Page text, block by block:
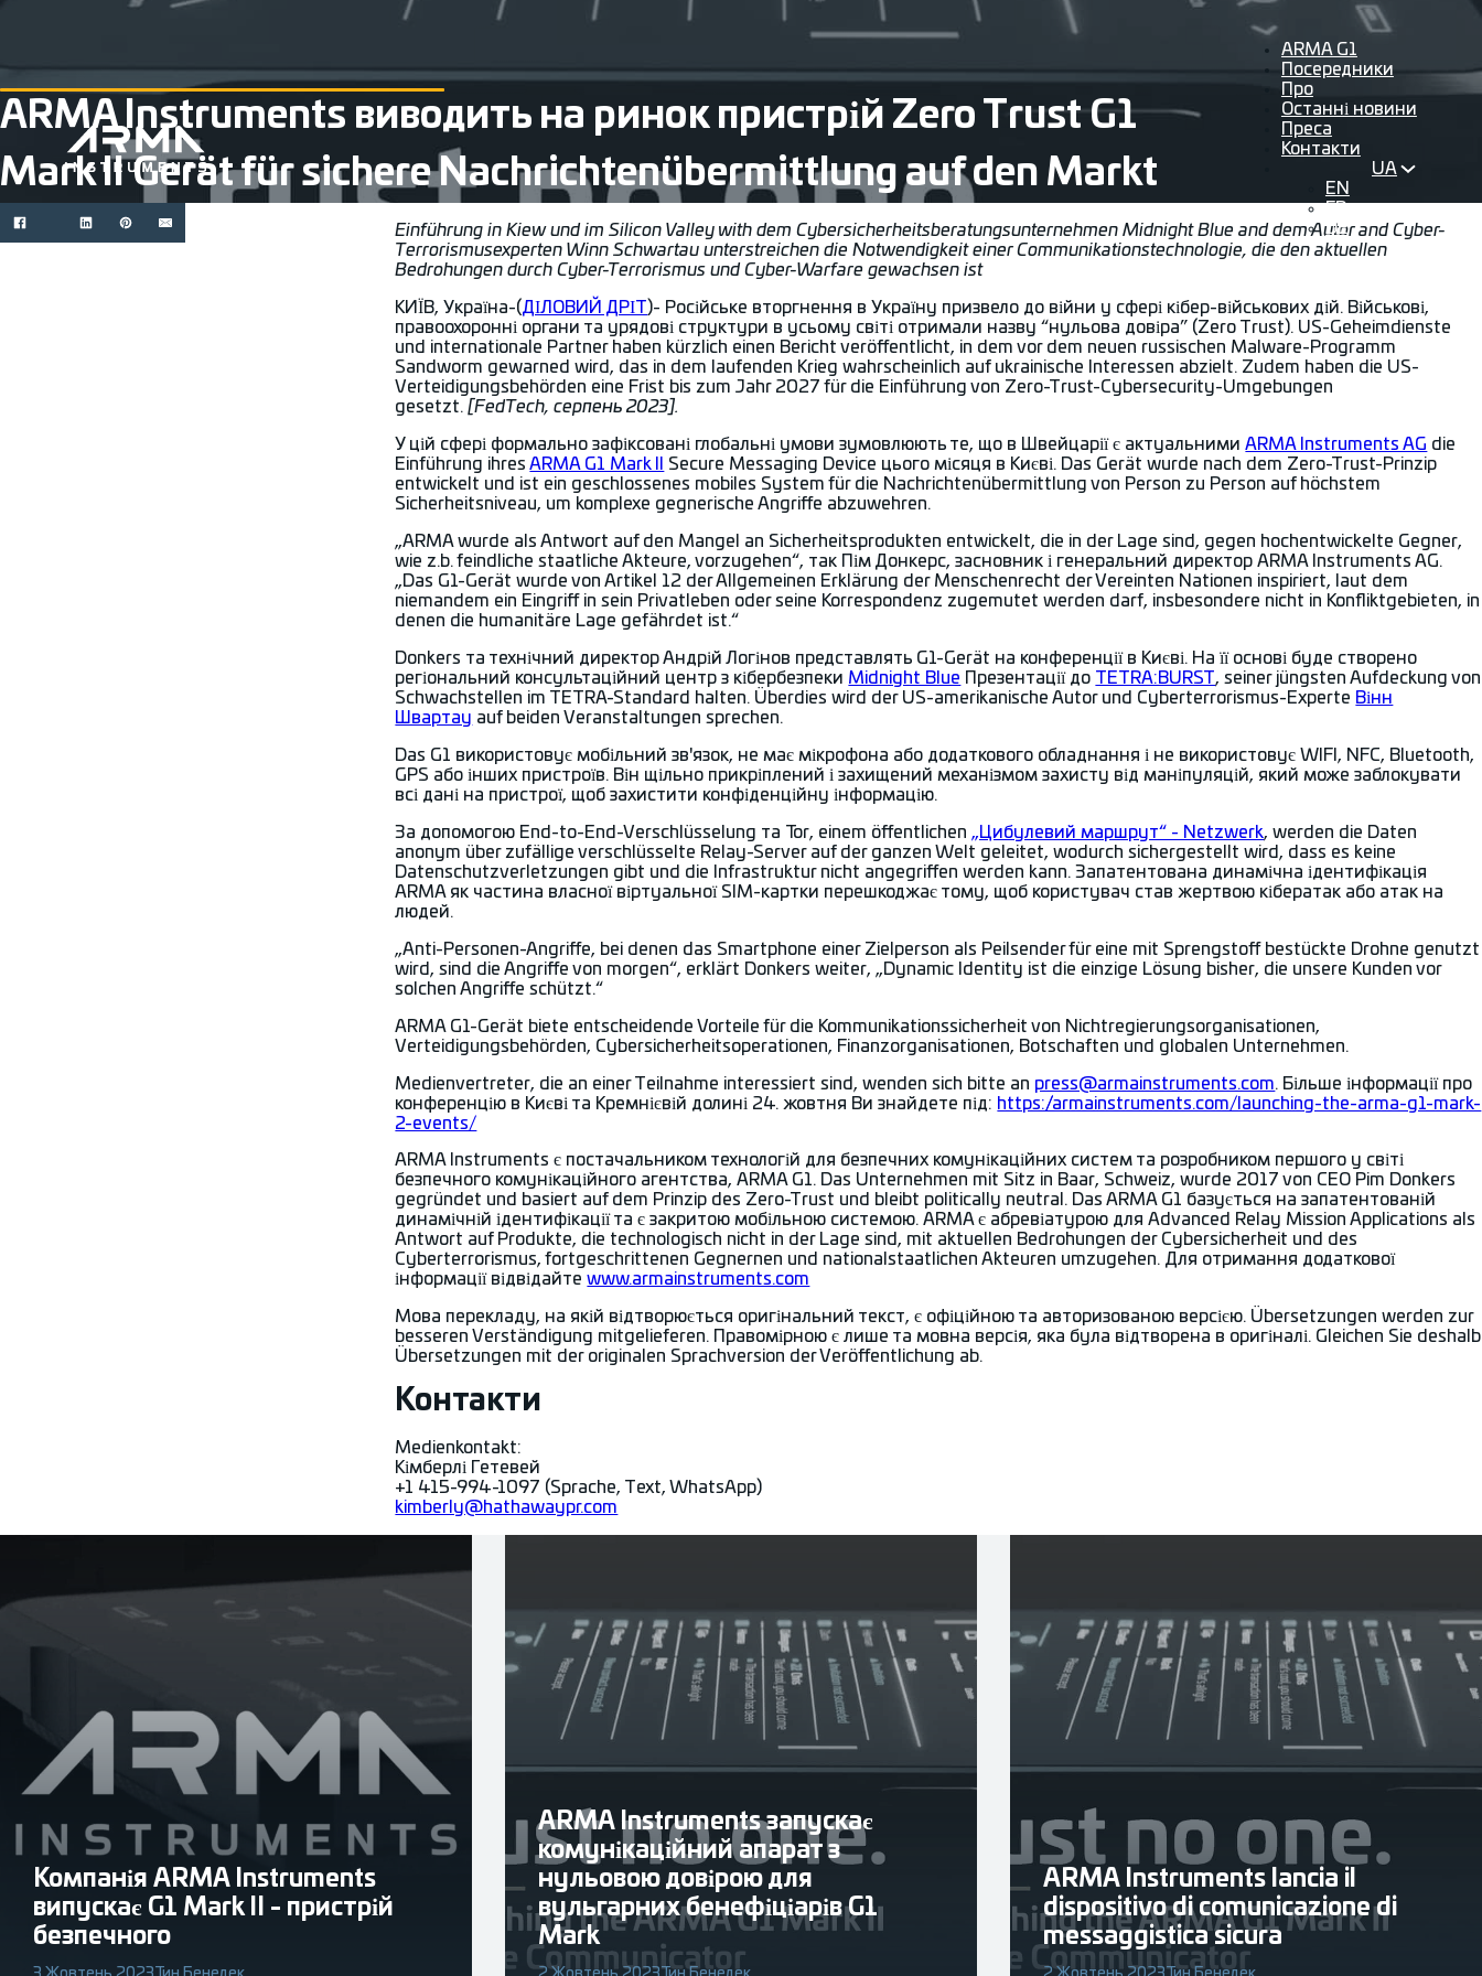
ARMA G1
Посередники
Про
Останні новини
Преса
Контакти
UA
EN
FR
DE
ARMA Instruments виводить на ринок пристрій Zero Trust G1
Mark II Gerät für sichere Nachrichtenübermittlung auf den Markt
Einführung in Kiew und im Silicon Valley with dem Cybersicherheitsberatungsunternehmen Midnight Blue and dem Autor and Cyber-
Terrorismusexperten Winn Schwartau unterstreichen die Notwendigkeit einer Communikationstechnologie, die den aktuellen
Bedrohungen durch Cyber-Terrorismus und Cyber-Warfare gewachsen ist
КИЇВ, Україна-(ДІЛОВИЙ ДРІТ)- Російське вторгнення в Україну призвело до війни у сфері кібер-військових дій. Військові,
правоохоронні органи та урядові структури в усьому світі отримали назву “нульова довіра” (Zero Trust). US-Geheimdienste
und internationale Partner haben kürzlich einen Bericht veröffentlicht, in dem vor dem neuen russischen Malware-Programm
Sandworm gewarned wird, das in dem laufenden Krieg wahrscheinlich auf ukrainische Interessen abzielt. Zudem haben die US-
Verteidigungsbehörden eine Frist bis zum Jahr 2027 für die Einführung von Zero-Trust-Cybersecurity-Umgebungen
gesetzt.[FedTech, серпень 2023].
У цій сфері формально зафіксовані глобальні умови зумовлюють те, що в Швейцарії є актуальнимиARMA Instruments AG die
Einführung ihresARMA G1 Mark II
Secure Messaging Device цього місяця в Києві. Das Gerät wurde nach dem Zero-Trust-Prinzip
entwickelt und ist ein geschlossenes mobiles System für die Nachrichtenübermittlung von Person zu Person auf höchstem
Sicherheitsniveau, um komplexe gegnerische Angriffe abzuwehren.
„ARMA wurde als Antwort auf den Mangel an Sicherheitsprodukten entwickelt, die in der Lage sind, gegen hochentwickelte Gegner,
wie z.b. feindliche staatliche Akteure, vorzugehen“, так Пім Донкерс, засновник і генеральний директор ARMA Instruments AG.
„Das G1-Gerät wurde von Artikel 12 der Allgemeinen Erklärung der Menschenrecht der Vereinten Nationen inspiriert, laut dem
niemandem ein Eingriff in sein Privatleben oder seine Korrespondenz zugemutet werden darf, insbesondere nicht in Konfliktgebieten, in
denen die humanitäre Lage gefährdet ist.“
Donkers та технічний директор Андрій Логінов представлять G1-Gerät на конференції в Києві. На її основі буде створено
регіональний консультаційний центр з кібербезпеки Midnight Blue Презентації до TETRA:BURST, seiner jüngsten Aufdeckung von
Schwachstellen im TETRA-Standard halten. Überdies wird der US-amerikanische Autor und Cyberterrorismus-Experte Вінн
Швартау auf beiden Veranstaltungen sprechen.
Das G1 використовує мобільний зв'язок, не має мікрофона або додаткового обладнання і не використовує WIFI, NFC, Bluetooth,
GPS або інших пристроїв. Він щільно прикріплений і захищений механізмом захисту від маніпуляцій, який може заблокувати
всі дані на пристрої, щоб захистити конфіденційну інформацію.
За допомогою End-to-End-Verschlüsselung та Tor, einem öffentlichen „Цибулевий маршрут“ - Netzwerk, werden die Daten
anonym über zufällige verschlüsselte Relay-Server auf der ganzen Welt geleitet, wodurch sichergestellt wird, dass es keine
Datenschutzverletzungen gibt und die Infrastruktur nicht angegriffen werden kann. Запатентована динамічна ідентифікація
ARMA як частина власної віртуальної SIM-картки перешкоджає тому, щоб користувач став жертвою кібератак або атак на
людей.
„Anti-Personen-Angriffe, bei denen das Smartphone einer Zielperson als Peilsender für eine mit Sprengstoff bestückte Drohne genutzt
wird, sind die Angriffe von morgen“, erklärt Donkers weiter, „Dynamic Identity ist die einzige Lösung bisher, die unsere Kunden vor
solchen Angriffe schützt.“
ARMA G1-Gerät biete entscheidende Vorteile für die Kommunikationssicherheit von Nichtregierungsorganisationen,
Verteidigungsbehörden, Cybersicherheitsoperationen, Finanzorganisationen, Botschaften und globalen Unternehmen.
Medienvertreter, die an einer Teilnahme interessiert sind, wenden sich bitte an press@armainstruments.com. Більше інформації про
конференцію в Києві та Кремнієвій долині 24. жовтня Ви знайдете під: https://armainstruments.com/launching-the-arma-g1-mark-
2-events/
ARMA Instruments є постачальником технологій для безпечних комунікаційних систем та розробником першого у світі
безпечного комунікаційного агентства, ARMA G1. Das Unternehmen mit Sitz in Baar, Schweiz, wurde 2017 von CEO Pim Donkers
gegründet und basiert auf dem Prinzip des Zero-Trust und bleibt politically neutral. Das ARMA G1 базується на запатентованій
динамічній ідентифікації та є закритою мобільною системою. ARMA є абревіатурою для Advanced Relay Mission Applications als
Antwort auf Produkte, die technologisch nicht in der Lage sind, mit aktuellen Bedrohungen der Cybersicherheit und des
Cyberterrorismus, fortgeschrittenen Gegnernen und nationalstaatlichen Akteuren umzugehen. Для отримання додаткової
інформації відвідайтеwww.armainstruments.com
Мова перекладу, на якій відтворюється оригінальний текст, є офіційною та авторизованою версією. Übersetzungen werden zur
besseren Verständigung mitgelieferen. Правомірною є лише та мовна версія, яка була відтворена в оригіналі. Gleichen Sie deshalb
Übersetzungen mit der originalen Sprachversion der Veröffentlichung ab.
Контакти
Medienkontakt:
Кімберлі Гетевей
+1 415-994-1097 (Sprache, Text, WhatsApp)
kimberly@hathawaypr.com
Компанія ARMA Instruments
випускає G1 Mark II - пристрій
безпечного
ARMA Instruments запускає
комунікаційний апарат з
нульовою довірою для
вульгарних бенефіціарів G1
Mark
ARMA Instruments lancia il
dispositivo di comunicazione di
messaggistica sicura